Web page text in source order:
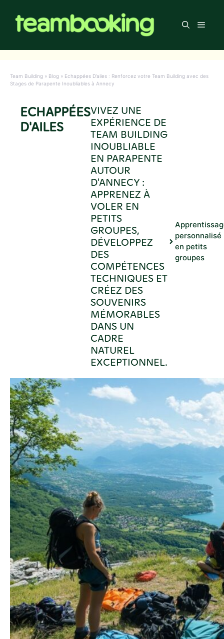
contenu
Menu
Team Building » Blog » Echappées D’ailes : Renforcez votre Team Building avec des
Stages de Parapente Inoubliables à Annecy
ECHAPPÉES
D'AILES
VIVEZ UNE
EXPÉRIENCE DE
TEAM BUILDING
INOUBLIABLE
EN PARAPENTE
AUTOUR
D'ANNECY :
APPRENEZ À
VOLER EN
PETITS
GROUPES,
DÉVELOPPEZ
DES
COMPÉTENCES
TECHNIQUES ET
CRÉEZ DES
SOUVENIRS
MÉMORABLES
DANS UN
CADRE
NATUREL
EXCEPTIONNEL.
personnalisé
en petits
groupes